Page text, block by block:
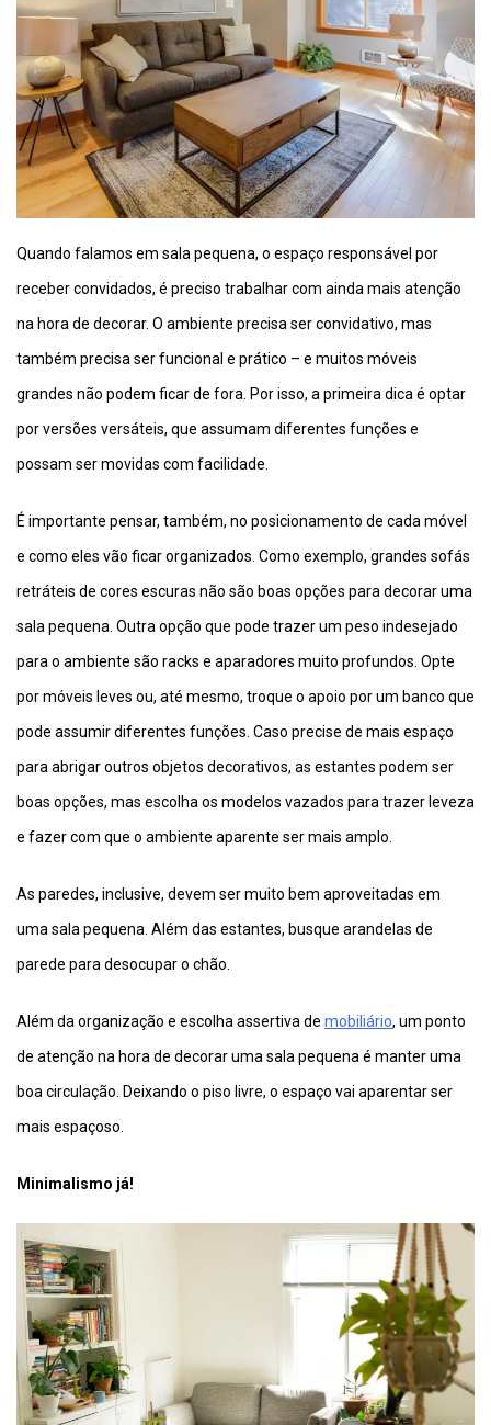
Quando falamos em sala pequena, o espaço responsável por
receber convidados, é preciso trabalhar com ainda mais atenção
na hora de decorar. O ambiente precisa ser convidativo, mas
também precisa ser funcional e prático – e muitos móveis
grandes não podem ficar de fora. Por isso, a primeira dica é optar
por versões versáteis, que assumam diferentes funções e
possam ser movidas com facilidade.
É importante pensar, também, no posicionamento de cada móvel
e como eles vão ficar organizados. Como exemplo, grandes sofás
retráteis de cores escuras não são boas opções para decorar uma
sala pequena. Outra opção que pode trazer um peso indesejado
para o ambiente são racks e aparadores muito profundos. Opte
por móveis leves ou, até mesmo, troque o apoio por um banco que
pode assumir diferentes funções. Caso precise de mais espaço
para abrigar outros objetos decorativos, as estantes podem ser
boas opções, mas escolha os modelos vazados para trazer leveza
e fazer com que o ambiente aparente ser mais amplo.
As paredes, inclusive, devem ser muito bem aproveitadas em
uma sala pequena. Além das estantes, busque arandelas de
parede para desocupar o chão.
Além da organização e escolha assertiva de mobiliário, um ponto
de atenção na hora de decorar uma sala pequena é manter uma
boa circulação. Deixando o piso livre, o espaço vai aparentar ser
mais espaçoso.
Minimalismo já!